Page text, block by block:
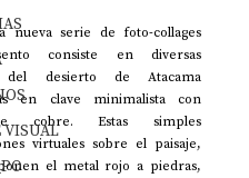
VISUAL
nueva serie de foto-collages
consiste en diversas
del desierto de Atacama
en clave minimalista con
cobre. Estas simples
virtuales sobre el paisaje,
el metal rojo a piedras,